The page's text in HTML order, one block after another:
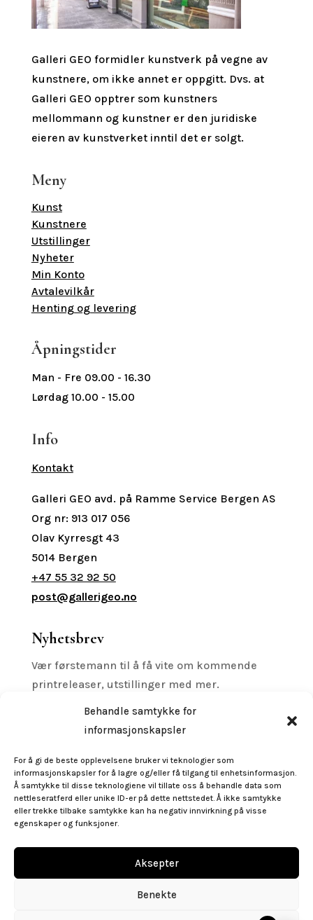
Behandle samtykke for
informasjonskapsler
For å gi de beste opplevelsene bruker vi teknologier som
informasjonskapsler for å lagre og/eller få tilgang til enhetsinformasjon.
Å samtykke til disse teknologiene vil tillate oss å behandle data som
nettleseratferd eller unike ID-er på dette nettstedet. Å ikke samtykke
eller trekke tilbake samtykke kan ha negativ innvirkning på visse
egenskaper og funksjoner.
Aksepter
Benekte
Galleri GEO formidler kunstverk på vegne av
kunstnere, om ikke annet er oppgitt. Dvs. at
Galleri GEO opptrer som kunstners
mellommann og kunstner er den juridiske
eieren av kunstverket inntil det er solgt.
Meny
Kunst
Kunstnere
Utstillinger
Nyheter
Min Konto
Avtalevilkår
Henting og levering
Åpningstider
Man - Fre 09.00 - 16.30
Lørdag 10.00 - 15.00
Info
Kontakt
Galleri GEO avd. på Ramme Service Bergen AS
Org nr: 913 017 056
Olav Kyrresgt 43
5014 Bergen
+47 55 32 92 50
post@gallerigeo.no
Nyhetsbrev
Vær førstemann til å få vite om kommende
printreleaser, utstillinger med mer.
Subscribe
Følg oss
post@gallerigeo.no|+47 55 32 92 50